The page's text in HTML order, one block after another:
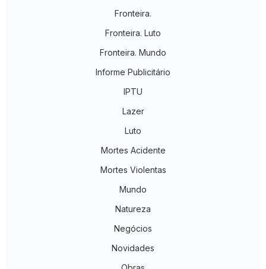
Fronteira.
Fronteira. Luto
Fronteira. Mundo
Informe Publicitário
IPTU
Lazer
Luto
Mortes Acidente
Mortes Violentas
Mundo
Natureza
Negócios
Novidades